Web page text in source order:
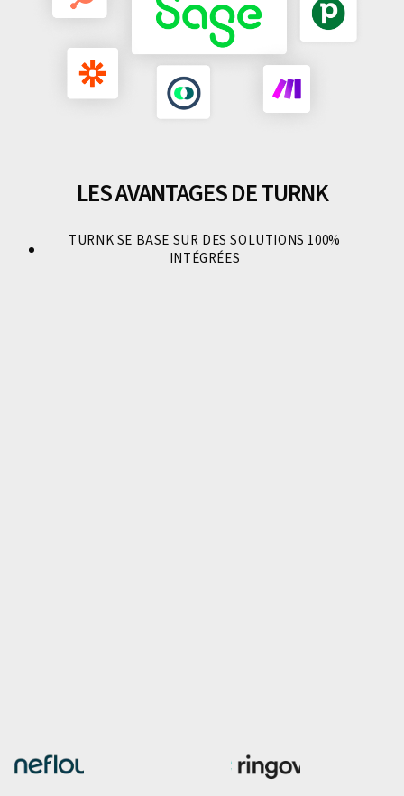
LES AVANTAGES DE TURNK
TURNK SE BASE SUR DES SOLUTIONS 100%
INTÉGRÉES